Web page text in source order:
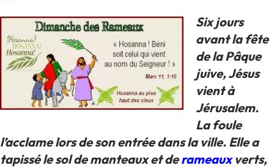
Six jours
avant la fête
de la Pâque
juive, Jésus
vient à
Jérusalem.
La foule
l’acclame lors de son entrée dans la ville. Elle a
tapissé le sol de manteaux et derameauxverts,